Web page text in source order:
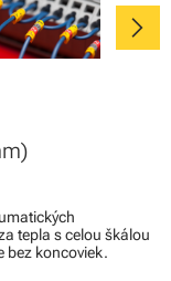
chevron_right
tepla s celou škálou
bez koncoviek.